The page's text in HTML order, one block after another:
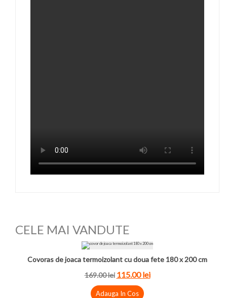
CELE MAI VANDUTE
Covoras de joaca termoizolant cu doua fete 180 x 200 cm
169.00lei 115.00lei
Adauga In Cos